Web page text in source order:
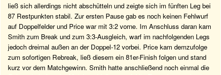
ließ sich allerdings nicht abschütteln und zeigte sich im fünften Leg bei
87 Restpunkten stabil. Zur ersten Pause gab es noch keinen Fehlwurf
auf Doppelfelder und Price war mit 3:2 vorne. Im Anschluss daran kam
Smith zum Break und zum 3:3-Ausgleich, warf im nachfolgenden Legs
jedoch dreimal außen an der Doppel-12 vorbei. Price kam demzufolge
zum sofortigen Rebreak, ließ diesem ein 81er-Finish folgen und stand
kurz vor dem Matchgewinn. Smith hatte anschließend noch einmal die